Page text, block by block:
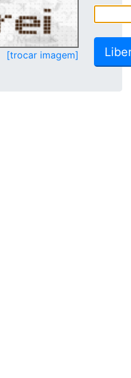
[trocar imagem]